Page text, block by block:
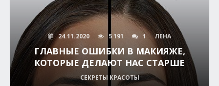
24.11.2020 5 191 1 ЛЕНА
ГЛАВНЫЕ ОШИБКИ В МАКИЯЖЕ,
КОТОРЫЕ ДЕЛАЮТ НАС СТАРШЕ
СЕКРЕТЫ КРАСОТЫ